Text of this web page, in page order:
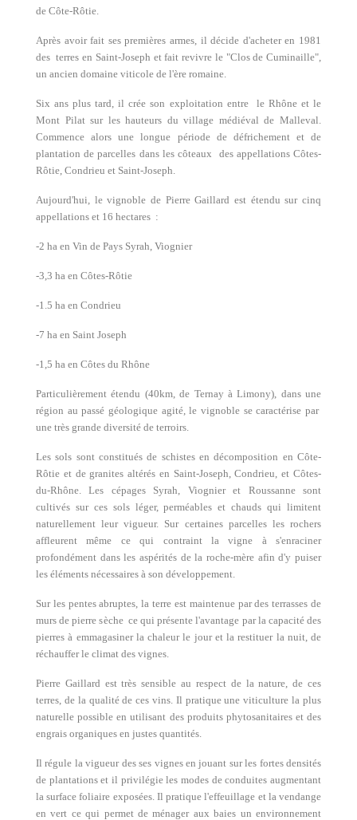
de Côte-Rôtie.
Après avoir fait ses premières armes, il décide d'acheter en 1981
des terres en Saint-Joseph et fait revivre le "Clos de Cuminaille",
un ancien domaine viticole de l'ère romaine.
Six ans plus tard, il crée son exploitation entre le Rhône et le
Mont Pilat sur les hauteurs du village médiéval de Malleval.
Commence alors une longue période de défrichement et de
plantation de parcelles dans les côteaux des appellations Côtes-
Rôtie, Condrieu et Saint-Joseph.
Aujourd'hui, le vignoble de Pierre Gaillard est étendu sur cinq
appellations et 16 hectares :
-2 ha en Vin de Pays Syrah, Viognier
-3,3 ha en Côtes-Rôtie
-1.5 ha en Condrieu
-7 ha en Saint Joseph
-1,5 ha en Côtes du Rhône
Particulièrement étendu (40km, de Ternay à Limony), dans une
région au passé géologique agité, le vignoble se caractérise par
une très grande diversité de terroirs.
Les sols sont constitués de schistes en décomposition en Côte-
Rôtie et de granites altérés en Saint-Joseph, Condrieu, et Côtes-
du-Rhône. Les cépages Syrah, Viognier et Roussanne sont
cultivés sur ces sols léger, perméables et chauds qui limitent
naturellement leur vigueur. Sur certaines parcelles les rochers
affleurent même ce qui contraint la vigne à s'enraciner
profondément dans les aspérités de la roche-mère afin d'y puiser
les éléments nécessaires à son développement.
Sur les pentes abruptes, la terre est maintenue par des terrasses de
murs de pierre sèche ce qui présente l'avantage par la capacité des
pierres à emmagasiner la chaleur le jour et la restituer la nuit, de
réchauffer le climat des vignes.
Pierre Gaillard est très sensible au respect de la nature, de ces
terres, de la qualité de ces vins. Il pratique une viticulture la plus
naturelle possible en utilisant des produits phytosanitaires et des
engrais organiques en justes quantités.
Il régule la vigueur des ses vignes en jouant sur les fortes densités
de plantations et il privilégie les modes de conduites augmentant
la surface foliaire exposées. Il pratique l'effeuillage et la vendange
en vert ce qui permet de ménager aux baies un environnement